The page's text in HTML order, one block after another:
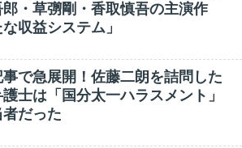
・草彅剛・香取慎吾の主演作
な収益システム」
事で急展開！佐藤二朗を詰問した
士は「国分太一ハラスメント」
だった